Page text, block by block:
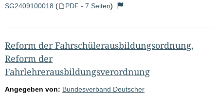
SG2409100018 ( PDF - 7 Seiten)
Reform der Fahrschülerausbildungsordnung,
Reform der
Fahrlehrerausbildungsverordnung
Angegeben von: Bundesverband Deutscher